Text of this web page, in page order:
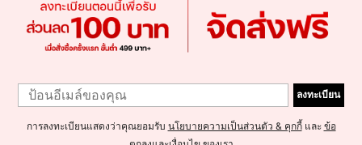
Misscheering กาวติดเล็บปลอม 20 กรั
ม แรงยึดสูง เจลสติกเกอร์เล็บนุ่ม แห้งเร็
ว เหมาะสำหรับผู้เริ่มต้นทำเล็บ ติดทนน
#1 ขายดี
1.4k+ sold
(1000+)
37 -5%
ลายฟังก์ชัน, ไม่มีกลิ่น, ป้องกันฝุ่น เหมา
ะสำหรับบ้าน, ร้านอาหาร, ปิกนิก - เหม
าะกับขนาดจานทุกขนาด, สิ่งจำเป็นสำ
หรับปิกนิก | ฟิล์มบรรจุภัณฑ์ตกแต่ง | ฟิ
ล์มพลาสติกใช้ซ้ำได้, ฟิล์มพลาสติกอาห
าร, สิ่งจำเป็นในครัว
400+ sold
฿36 -8%
1
ลงทะเบียน
การลงทะเบียนแสดงว่าคุณยอมรับ นโยบายความเป็นส่วนตัว & คุกกี้และ ข้อ